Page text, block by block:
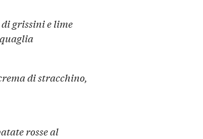
grissini e lime
di stracchino,
rosse al